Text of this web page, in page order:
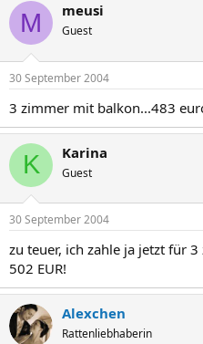
M meusi
Guest
30 September 2004
3 zimmer mit balkon...483
K Karina
Guest
30 September 2004
zu teuer, ich zahle ja jetzt für
502 EUR!
Alexchen
Rattenliebhaberin